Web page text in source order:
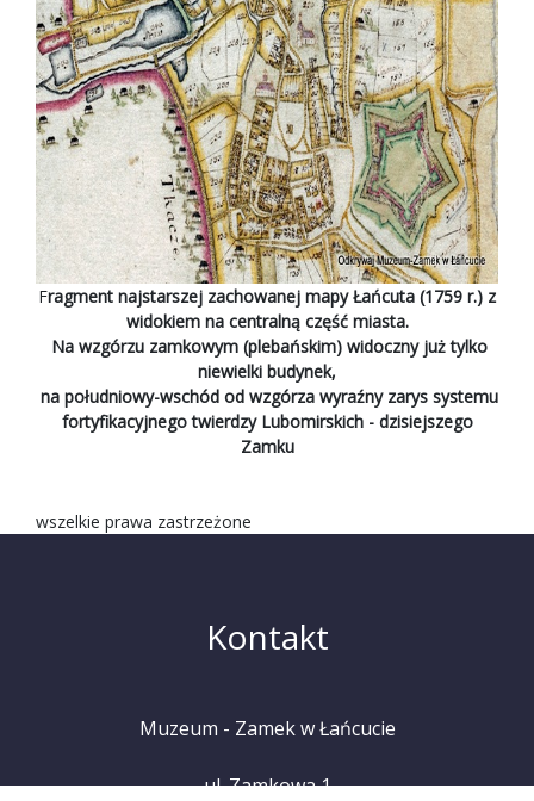
Fragment najstarszej zachowanej mapy Łańcuta (1759 r.) z
widokiem na centralną część miasta.
Na wzgórzu zamkowym (plebańskim) widoczny już tylko
niewielki budynek,
na południowy-wschód od wzgórza wyraźny zarys systemu
fortyfikacyjnego twierdzy Lubomirskich - dzisiejszego
Zamku
wszelkie prawa zastrzeżone
Kontakt
Muzeum - Zamek w Łańcucie
ul. Zamkowa 1